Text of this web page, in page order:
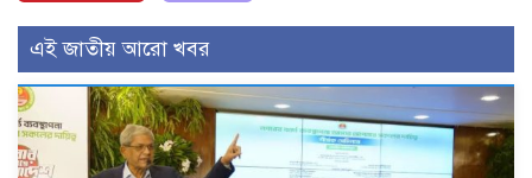
এই জাতীয় আরো খবর